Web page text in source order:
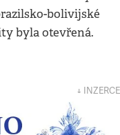
bolivijské
byla otevřená.
↓ INZERCE